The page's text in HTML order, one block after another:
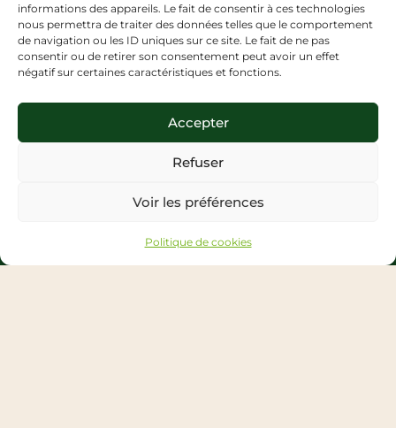
informations des appareils. Le fait de consentir à ces technologies
nous permettra de traiter des données telles que le comportement
de navigation ou les ID uniques sur ce site. Le fait de ne pas
consentir ou de retirer son consentement peut avoir un effet
négatif sur certaines caractéristiques et fonctions.
Accepter
Refuser
Voir les préférences
Politique de cookies
Devenir sophrologue
Débouchés en sophrologie
Ressources conseiller en nutrition
Définition conseil en nutrition
Débouchés en conseil en nutrition
Abonnez-vous à notre newsletter
Pour ne rien rater des dernières actualités de notre